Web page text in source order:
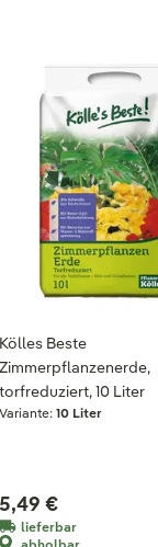
Kölles Beste
Zimmerpflanzenerde,
torfreduziert, 10 Liter
Variante:10 Liter
5,49 €
lieferbar